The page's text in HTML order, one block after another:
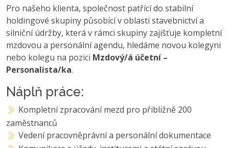
Pro našeho klienta, společnost patřící do stabilní
holdingové skupiny působící v oblasti stavebnictví a
silniční údržby, která v rámci skupiny zajišťuje kompletní
mzdovou a personální agendu, hledáme novou kolegyni
nebo kolegu na pozici Mzdový/á účetní –
Personalista/ka.
Náplň práce:
Kompletní zpracování mezd pro přibližně 200
zaměstnanců
Vedení pracovněprávní a personální dokumentace